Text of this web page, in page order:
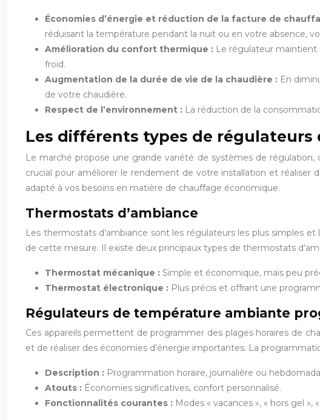
Économies d’énergie et réduction de la facture de
réduisant la température pendant la nuit ou en votre absence,
Amélioration du confort thermique : Le régulateur maintient
froid.
Augmentation de la durée de vie de la chaudière : En
de votre chaudière.
Respect de l’environnement : La réduction de la
Les différents types de régulateurs
Le marché propose une grande variété de systèmes de
crucial pour améliorer le rendement de votre installation et réaliser
adapté à vos besoins en matière de chauffage économique.
Thermostats d’ambiance
Les thermostats d’ambiance sont les régulateurs les plus simples
de cette mesure. Il existe deux principaux types de thermostats
Thermostat mécanique : Simple et économique, mais peu
Thermostat électronique : Plus précis et offrant une
Régulateurs de température ambiante
Ces appareils permettent de programmer des plages horaires de
et de réaliser des économies d’énergie importantes. La
Description : Programmation horaire, journalière ou
Atouts : Économies significatives, confort personnalisé.
Fonctionnalités courantes : Modes « vacances », « hors gel »,